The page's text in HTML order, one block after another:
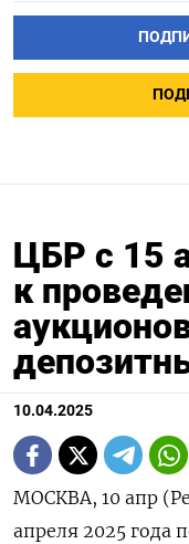
ЦБР с 15
к
10.04.2025
МОСКВА, 10 апр
апреля 2025 года